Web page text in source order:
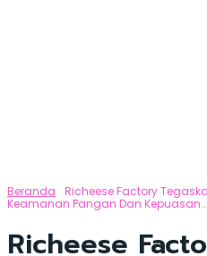
Beranda
Richeese Factory
Keamanan Pangan Dan Kepuasan...
Richeese